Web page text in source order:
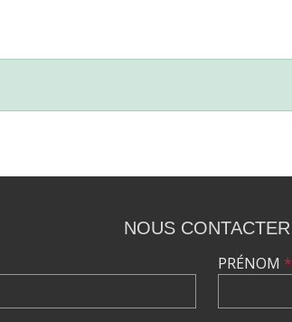
NOUS CONTACTER
PRÉNOM *